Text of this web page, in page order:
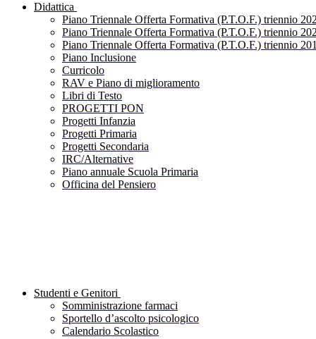
Didattica
Piano Triennale Offerta Formativa (P.T.O.F.) triennio
Piano Triennale Offerta Formativa (P.T.O.F.) triennio
Piano Triennale Offerta Formativa (P.T.O.F.) triennio
Piano Inclusione
Curricolo
RAV e Piano di miglioramento
Libri di Testo
PROGETTI PON
Progetti Infanzia
Progetti Primaria
Progetti Secondaria
IRC/Alternative
Piano annuale Scuola Primaria
Officina del Pensiero
Studenti e Genitori
Somministrazione farmaci
Sportello d’ascolto psicologico
Calendario Scolastico